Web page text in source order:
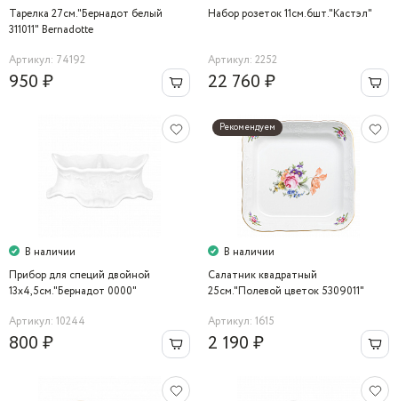
Тарелка 27см."Бернадот белый
311011" Bernadotte
Артикул: 74192
950 ₽
Набор розеток 11см.6шт."Кастэл"
Артикул: 2252
22 760 ₽
В наличии
Прибор для специй двойной
13x4,5см."Бернадот 0000"
Артикул: 10244
800 ₽
Рекомендуем
В наличии
Салатник квадратный
25см."Полевой цветок 5309011"
Артикул: 1615
2 190 ₽